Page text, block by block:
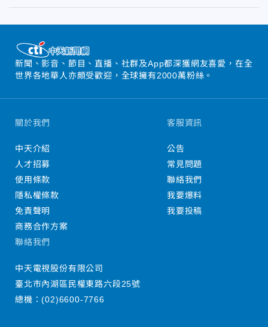
新聞、影音、節目、直播、社群及App都深獲網友喜愛，在全
世界各地華人亦頗受歡迎，全球擁有2000萬粉絲。
關於我們
中天介紹
人才招募
使用條款
隱私權條款
免責聲明
商務合作方案
客服資訊
公告
常見問題
聯絡我們
我要爆料
我要投稿
聯絡我們
中天電視股份有限公司
臺北市內湖區民權東路六段25號
總機：(02)6600-7766